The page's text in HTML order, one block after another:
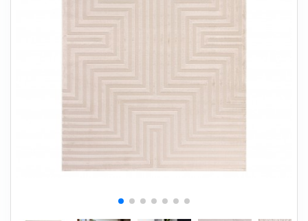
ENTREMØBLER
SPAR PENGE PÅ UDVALGTE VARER